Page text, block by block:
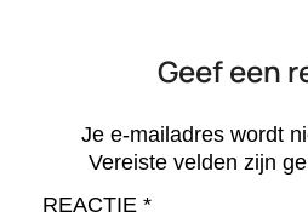
Geef een
Je e-mailadres wordt
Vereiste velden zijn
REACTIE *